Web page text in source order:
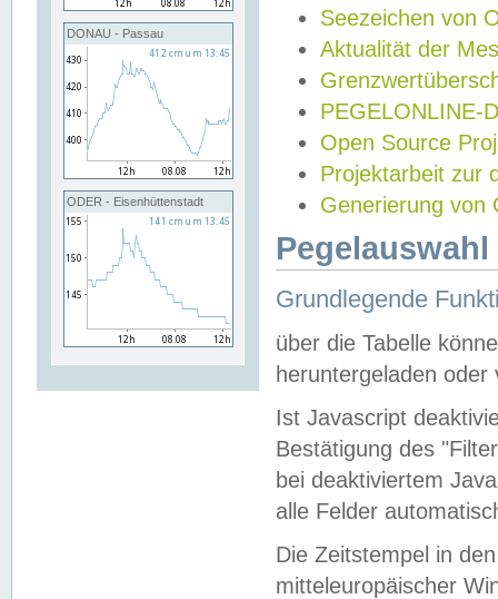
DONAU - Passau
ODER - Eisenhüttenstadt
Seezeichen von
Aktualität der
PEGELONLINE-
Open Source
Projektarbeit zur
Generierung von
Grundlegende
über die Tabelle
heruntergeladen oder
Ist Javascript
Bestätigung des
bei deaktiviertem
alle Felder
Die Zeitstempel in
mitteleuropäischer